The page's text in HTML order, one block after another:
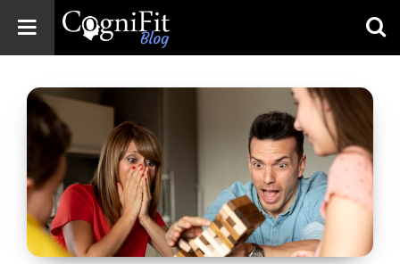
Blog: Brain
Health
News
Brain Training,
Mental Health, and
Wellness